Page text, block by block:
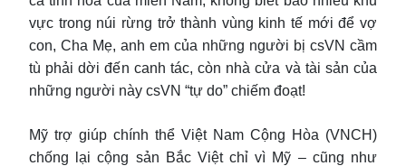
vực trong núi rừng trở thành vùng kinh tế mới để vợ
con, Cha Mẹ, anh em của những người bị csVN cầm
tù phải dời đến canh tác, còn nhà cửa và tài sản của
những người này csVN “tự do” chiếm đoạt!
Mỹ trợ giúp chính thể Việt Nam Cộng Hòa (VNCH)
chống lại cộng sản Bắc Việt chỉ vì Mỹ – cũng như